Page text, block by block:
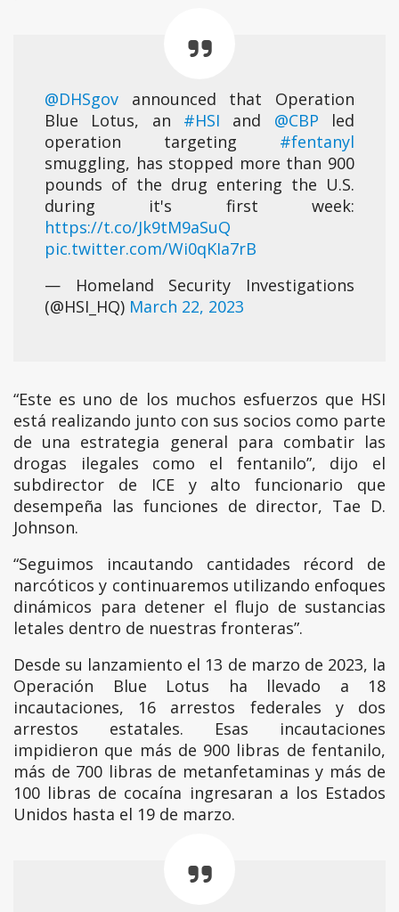
@DHSgov announced that Operation
Blue Lotus, an #HSI and @CBP led
operation targeting #fentanyl
smuggling, has stopped more than 900
pounds of the drug entering the U.S.
during it's first week:
https://t.co/Jk9tM9aSuQ
pic.twitter.com/Wi0qKIa7rB
— Homeland Security Investigations
(@HSI_HQ) March 22, 2023
“Este es uno de los muchos esfuerzos que HSI
está realizando junto con sus socios como parte
de una estrategia general para combatir las
drogas ilegales como el fentanilo”, dijo el
subdirector de ICE y alto funcionario que
desempeña las funciones de director, Tae D.
Johnson.
“Seguimos incautando cantidades récord de
narcóticos y continuaremos utilizando enfoques
dinámicos para detener el flujo de sustancias
letales dentro de nuestras fronteras”.
Desde su lanzamiento el 13 de marzo de 2023, la
Operación Blue Lotus ha llevado a 18
incautaciones, 16 arrestos federales y dos
arrestos estatales. Esas incautaciones
impidieron que más de 900 libras de fentanilo,
más de 700 libras de metanfetaminas y más de
100 libras de cocaína ingresaran a los Estados
Unidos hasta el 19 de marzo.